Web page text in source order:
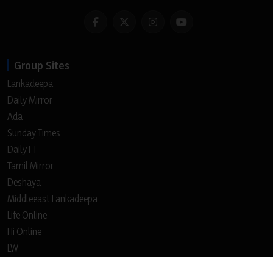
Group Sites
Lankadeepa
Daily Mirror
Ada
Sunday Times
Daily FT
Tamil Mirror
Deshaya
Middleeast Lankadeepa
Life Online
Hi Online
LW